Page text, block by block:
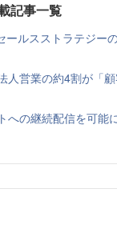
記事一覧
ールスストラテジー
人営業の約4割が「
への継続配信を可能